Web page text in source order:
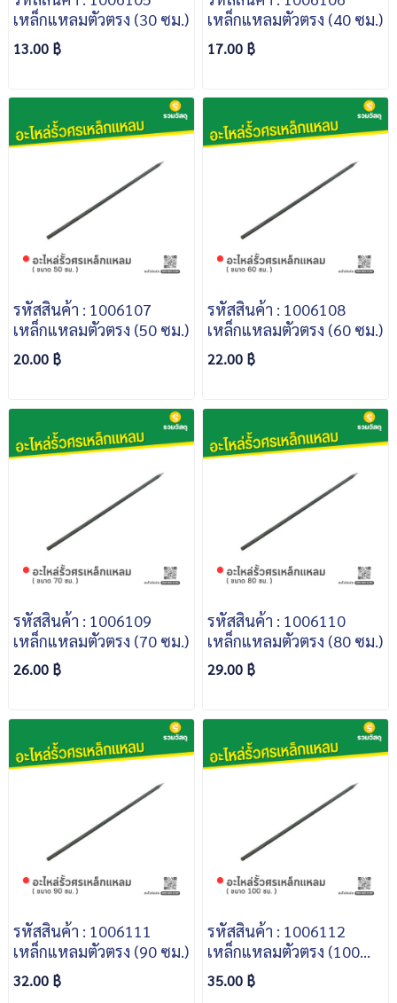
เหล็กแหลมตัวตรง (30 ซม.)
13.00 ฿
เหล็กแหลมตัวตรง (40 ซม.)
17.00 ฿
รหัสสินค้า : 1006107
เหล็กแหลมตัวตรง (50 ซม.)
20.00 ฿
รหัสสินค้า : 1006108
เหล็กแหลมตัวตรง (60 ซม.)
22.00 ฿
รหัสสินค้า : 1006109
เหล็กแหลมตัวตรง (70 ซม.)
26.00 ฿
รหัสสินค้า : 1006110
เหล็กแหลมตัวตรง (80 ซม.)
29.00 ฿
รหัสสินค้า : 1006111
เหล็กแหลมตัวตรง (90 ซม.)
32.00 ฿
รหัสสินค้า : 1006112
เหล็กแหลมตัวตรง (100
ซม.)
35.00 ฿